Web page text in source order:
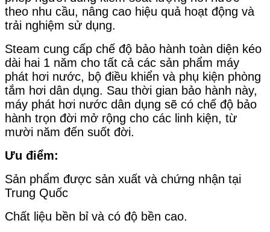
theo nhu cầu, nâng cao hiệu quả hoạt động và
trải nghiệm sử dụng.
Steam cung cấp chế độ bảo hành toàn diện kéo
dài hai 1 năm cho tất cả các sản phẩm máy
phát hơi nước, bộ điều khiển và phụ kiện phòng
tắm hơi dân dụng. Sau thời gian bảo hành này,
máy phát hơi nước dân dụng sẽ có chế độ bảo
hành trọn đời mở rộng cho các linh kiện, từ
mười năm đến suốt đời.
Ưu điểm:
Sản phẩm được sản xuất và chứng nhận tại
Trung Quốc
Chất liệu bền bỉ và có độ bền cao.